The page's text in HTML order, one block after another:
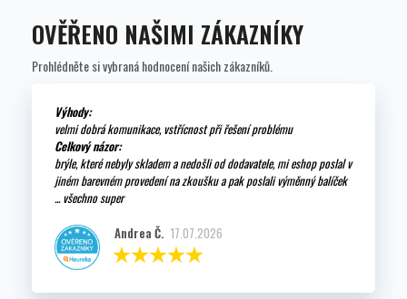
OVĚŘENO NAŠIMI ZÁKAZNÍKY
Prohlédněte si vybraná hodnocení našich zákazníků.
Výhody:
velmi dobrá komunikace, vstřícnost při řešení problému
Celkový názor:
brýle, které nebyly skladem a nedošli od dodavatele, mi eshop poslal v
jiném barevném provedení na zkoušku a pak poslali výměnný balíček
... všechno super
Andrea Č. 17.07.2026